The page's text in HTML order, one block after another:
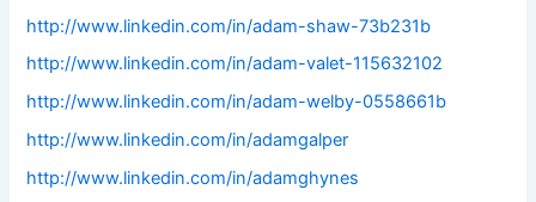
http://www.linkedin.com/in/adam-shaw-73b231b
http://www.linkedin.com/in/adam-valet-115632102
http://www.linkedin.com/in/adam-welby-0558661b
http://www.linkedin.com/in/adamgalper
http://www.linkedin.com/in/adamghynes